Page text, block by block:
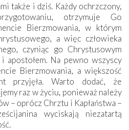
także i dziś. Każdy ochrzczony,
otrzymuje Go
Bierzmowania, w którym
a więc człowieka
czyniąc go Chrystusowym
apostołem. Na pewno wszyscy
Bierzmowania, a większość
przyjęła. Warto dodać, że
raz w życiu, ponieważ należy
– oprócz Chrztu i Kapłaństwa –
wyciskają niezatartą